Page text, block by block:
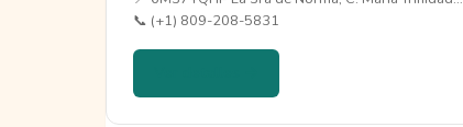
📞 (+1) 809-208-5831